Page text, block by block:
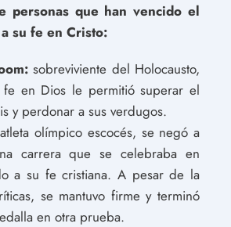
personas que han vencido el
su fe en Cristo:
sobreviviente del Holocausto,
fe en Dios le permitió superar el
y perdonar a sus verdugos.
olímpico escocés, se negó a
carrera que se celebraba en
a su fe cristiana. A pesar de la
se mantuvo firme y terminó
en otra prueba.